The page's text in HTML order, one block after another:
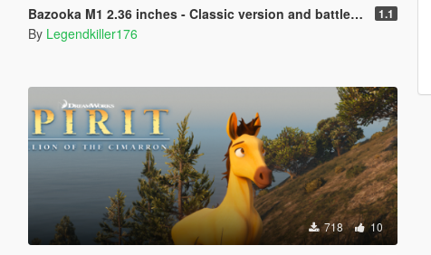
Bazooka M1 2.36 inches - Classic version and battle of Osana version . 1.1
By Legendkiller176
718 10